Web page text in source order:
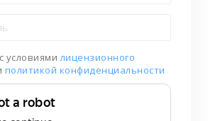
условиямилицензионного
политикой конфиденциальности